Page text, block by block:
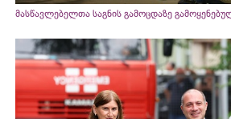
მასწავლებელთა საგნის გამოცდაზე